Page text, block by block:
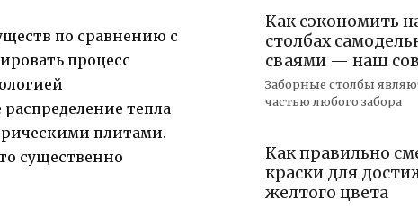
по сравнению с
процесс
тепла
плитами.
существенно
Как сэкономить
столбах
сваями — наш
Заборные столбы
частью любого забора
Как правильно
краски для
желтого цвета